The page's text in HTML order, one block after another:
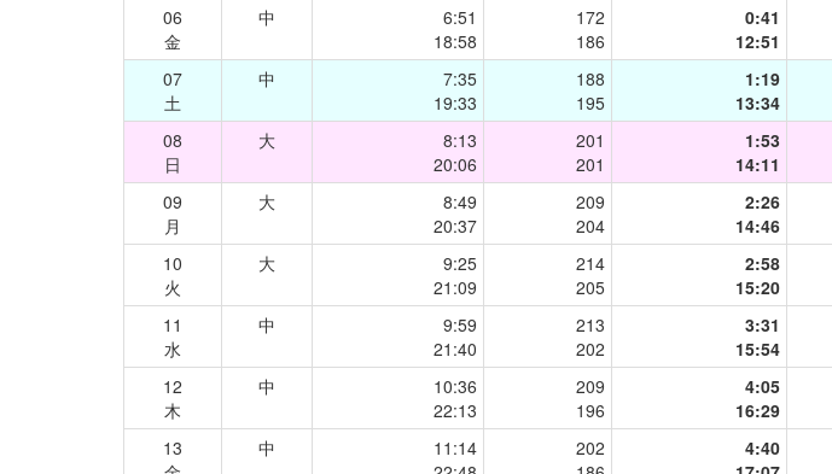
06
金
中
6:51
18:58
172
186
0:41
12:51
07
土
中
7:35
19:33
188
195
1:19
13:34
08
日
大
8:13
20:06
201
201
1:53
14:11
09
月
大
8:49
20:37
209
204
2:26
14:46
10
火
大
9:25
21:09
214
205
2:58
15:20
11
水
中
9:59
21:40
213
202
3:31
15:54
12
木
中
10:36
22:13
209
196
4:05
16:29
13
中
11:14
202
4:40